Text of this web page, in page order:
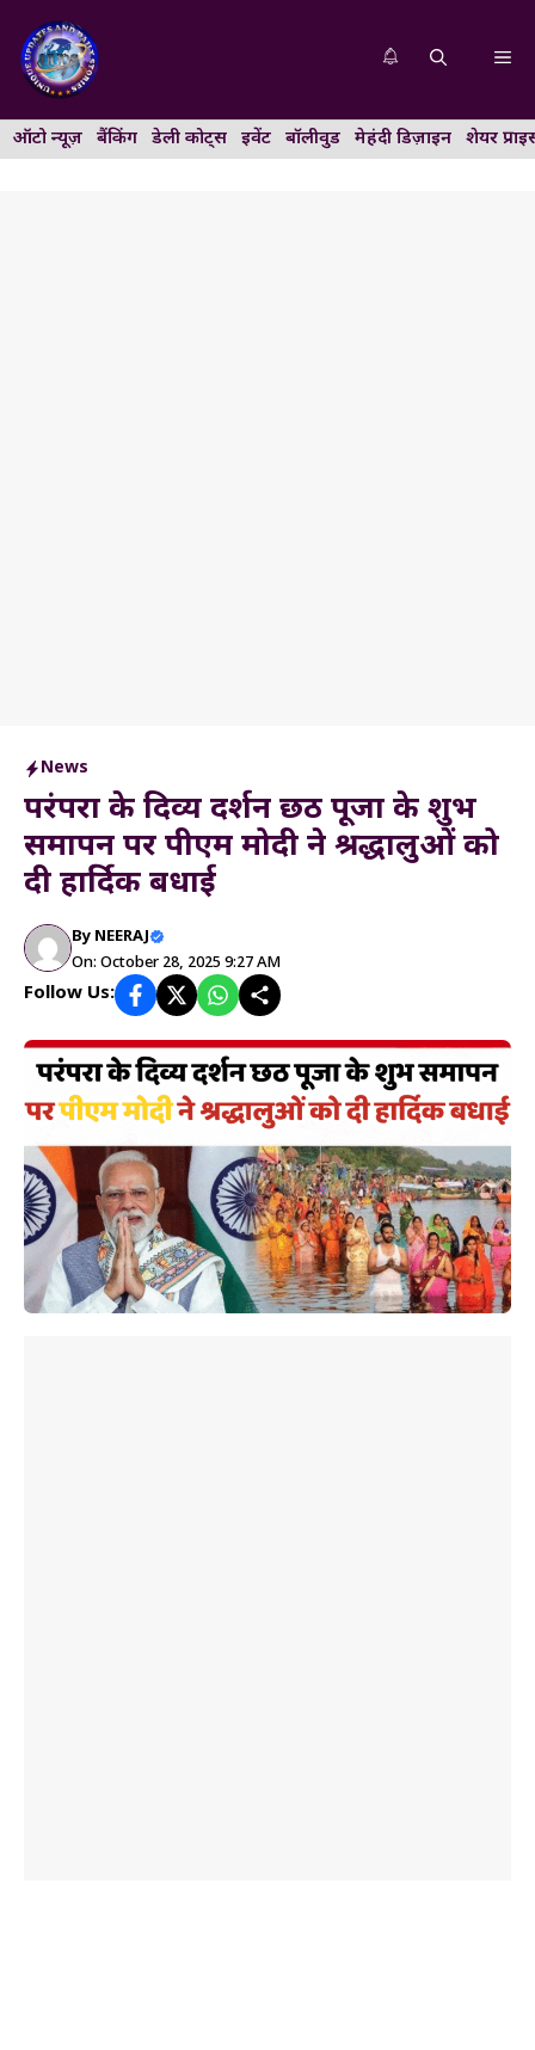
content
ऑटो न्यूज़ बैंकिंग डेली कोट्स इवेंट बॉलीवुड मेहंदी डिज़ाइन शेयर
News
परंपरा के दिव्य दर्शन छठ पूजा के शुभ
समापन पर पीएम मोदी ने श्रद्धालुओं को
दी हार्दिक बधाई
By NEERAJ
On: October 28, 2025 9:27 AM
Follow Us: